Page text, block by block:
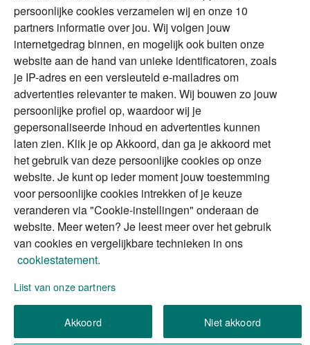
buitenland
DGA
Erfenis
Financial Focus
magazine
The Exit Years
Contact
Alles voor en over vermogenden.
Over ABN AMRO Veiligheid
Privacy & Cookies
Toegankelijkheid
Disclaimer RSS
We gebruiken de persoonlijke informatie die u
invult, om uw verzoek (of aanvraag) te verwerken.
Wilt u meer weten over hoe we omgaan met uw
persoonlijke cookies verzamelen wij en onze 10
partners informatie over jou. Wij volgen jouw
internetgedrag binnen, en mogelijk ook buiten onze
website aan de hand van unieke identificatoren, zoals
je IP-adres en een versleuteld e-mailadres om
advertenties relevanter te maken. Wij bouwen zo jouw
persoonlijke profiel op, waardoor wij je
gepersonaliseerde inhoud en advertenties kunnen
laten zien. Klik je op Akkoord, dan ga je akkoord met
het gebruik van deze persoonlijke cookies op onze
website. Je kunt op ieder moment jouw toestemming
voor persoonlijke cookies intrekken of je keuze
veranderen via "Cookie-instellingen" onderaan de
website. Meer weten? Je leest meer over het gebruik
van cookies en vergelijkbare technieken in ons
cookiestatement.
Lijst van onze partners
Akkoord Niet akkoord